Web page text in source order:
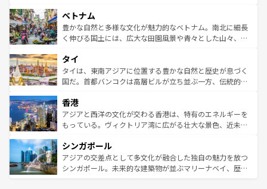
参照してほしい。
容にもいいと評判のスイーツなど、バラエティ豊かな料理
が味わえる。 なお、新着の台湾情報は コンテンツ一覧を参
照してほしい。
き、地方に足を延ばせば四季折々の自然美を楽しむことが
できる。そして、キムチや焼肉、絶品のストリートフード
まで、さまざまな韓国料理が待っている。夜には、韓国な
リティに包まれながら、韓国の多彩な魅力を心ゆくまで味
わってみてほしい。 なお、新着の韓国情報はコンテンツ一
覧を参照してほしい。
ベトナム
豊かな自然と多様な文化が魅力的なベトナム。南北に細長
く伸びる国土には、広大な田園風景や青々とした山々、世
急速な発展と共に伝統が息づく。ハノイの古い町並みやホ
ーチミン市のフランス統治時代の建物も、独特の雰囲気を
醸し出している。また、バラエティの豊かさとおいしさで
とつ。フォーやバインミー、ベトナムコーヒーなどは、ぜ
ひ現地で味わいたい。どの地域を訪れてもあたたかい人々
が旅行者を迎えてくれるので、きっと忘れられない旅にな
参照してほしい。
タイ
タイは、東南アジアに位置する豊かな自然と歴史が息づく
国だ。首都バンコクは高層ビルが立ち並ぶ一方、伝統的な
の活気が交差している。北部ではチェンマイなどの山岳地
帯で自然と触れ合い、南部ではプーケットやクラビの美し
いビーチでリゾート気分を楽しむことができる。タイ料理
激する。気候は一年中温暖で、どの季節にも異なる楽しみ
が待っている。親しみやすいタイの人々、仏教を中心とし
た文化、そして多様な観光資源が、訪れる旅人を魅了し続
香港
アジアと西洋の文化が交わる香港は、特有のエネルギーを
もっている。ヴィクトリア湾に広がる壮大な景色、近未来
み、どこを訪れても感動するはず。観光スポットが密集し
ており、効率よく見どころを回れるのも魅力。息をのむよ
うな絶景から文化的な体験まで、香港を存分に楽しみ尽く
シンガポール
アジアの交差点として多文化が融合した独自の魅力を放つ
シンガポール。未来的な建築物が並ぶマリーナベイ、歴史